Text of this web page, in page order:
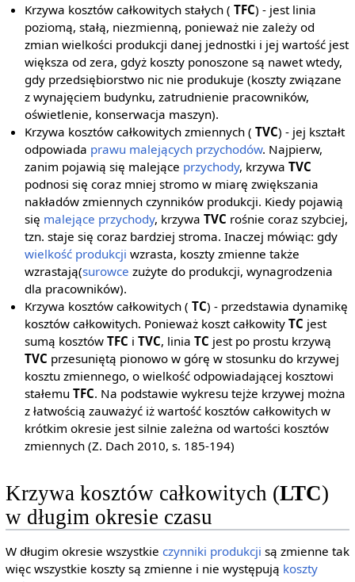
Krzywa kosztów całkowitych stałych ( TFC) - jest linia
poziomą, stałą, niezmienną, ponieważ nie zależy od
zmian wielkości produkcji danej jednostki i jej wartość jest
większa od zera, gdyż koszty ponoszone są nawet wtedy,
gdy przedsiębiorstwo nic nie produkuje (koszty związane
z wynajęciem budynku, zatrudnienie pracowników,
oświetlenie, konserwacja maszyn).
Krzywa kosztów całkowitych zmiennych ( TVC) - jej kształt
odpowiada prawu malejących przychodów. Najpierw,
zanim pojawią się malejące przychody, krzywaTVC
podnosi się coraz mniej stromo w miarę zwiększania
nakładów zmiennych czynników produkcji. Kiedy pojawią
się malejące przychody, krzywaTVC rośnie coraz szybciej,
tzn. staje się coraz bardziej stroma. Inaczej mówiąc: gdy
wielkość produkcji wzrasta, koszty zmienne także
wzrastają(surowce zużyte do produkcji, wynagrodzenia
dla pracowników).
Krzywa kosztów całkowitych ( TC) - przedstawia dynamikę
kosztów całkowitych. Ponieważ koszt całkowityTC jest
sumą kosztówTFC iTVC, liniaTC jest po prostu krzywą
TVC przesuniętą pionowo w górę w stosunku do krzywej
kosztu zmiennego, o wielkość odpowiadającej kosztowi
stałemuTFC. Na podstawie wykresu tejże krzywej można
z łatwością zauważyć iż wartość kosztów całkowitych w
krótkim okresie jest silnie zależna od wartości kosztów
zmiennych (Z. Dach 2010, s. 185-194)
Krzywa kosztów całkowitych (LTC)
w długim okresie czasu
W długim okresie wszystkie czynniki produkcji są zmienne tak
więc wszystkie koszty są zmienne i nie występują koszty